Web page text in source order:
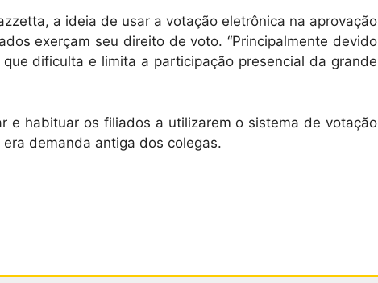
a ideia de usar a votação eletrônica na aprovação
exerçam seu direito de voto. “Principalmente devido
dificulta e limita a participação presencial da grande
e habituar os filiados a utilizarem o sistema de votação
demanda antiga dos colegas.